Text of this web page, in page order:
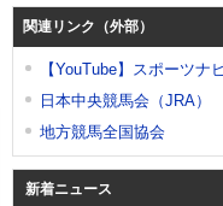
関連リンク（外部）
【YouTube】スポーツナ
日本中央競馬会（JRA）
地方競馬全国協会
新着ニュース